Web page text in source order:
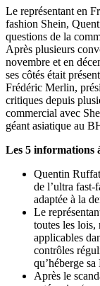
Le représentant en
fashion Shein,
questions de la
Après plusieurs
novembre et en
ses côtés était
Frédéric Merlin,
critiques depuis
commercial avec
géant asiatique au
Les 5 informations
Quentin
de l’ultra fast-
adaptée à la
Le
toutes les lois,
applicables
contrôles
qu’héberge
Après le